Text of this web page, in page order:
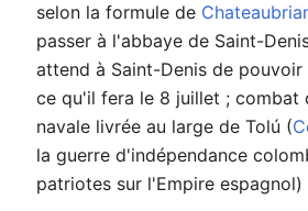
selon la formule de
passer à l'abbaye de Saint-
attend à Saint-Denis de pouvoir
ce qu'il fera le 8 juillet ; combat
navale livrée au large de Tolú (
la guerre d'indépendance
patriotes sur l'Empire espagnol)